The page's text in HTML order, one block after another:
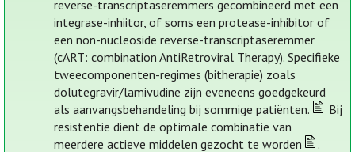
reverse-transcriptaseremmers gecombineerd met een
integrase-inhiitor, of soms een protease-inhibitor of
een non-nucleoside reverse-transcriptaseremmer
(cART: combination AntiRetroviral Therapy). Specifieke
tweecomponenten-regimes (bitherapie) zoals
dolutegravir/lamivudine zijn eveneens goedgekeurd
als aanvangsbehandeling bij sommige patiënten.
Bij
resistentie dient de optimale combinatie van
meerdere actieve middelen gezocht te worden
.